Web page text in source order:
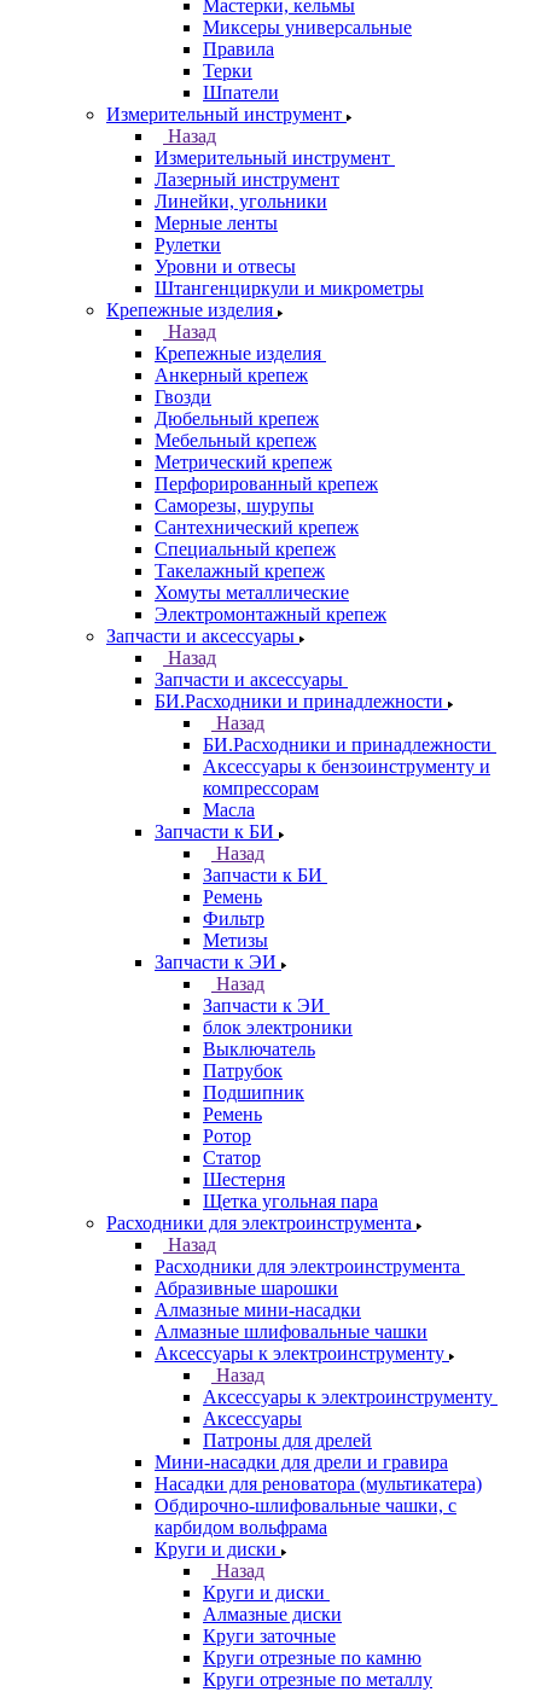
Мастерки, кельмы
Миксеры универсальные
Правила
Терки
Шпатели
Измерительный инструмент
Назад
Измерительный инструмент
Лазерный инструмент
Линейки, угольники
Мерные ленты
Рулетки
Уровни и отвесы
Штангенциркули и микрометры
Крепежные изделия
Назад
Крепежные изделия
Анкерный крепеж
Гвозди
Дюбельный крепеж
Мебельный крепеж
Метрический крепеж
Перфорированный крепеж
Саморезы, шурупы
Сантехнический крепеж
Специальный крепеж
Такелажный крепеж
Хомуты металлические
Электромонтажный крепеж
Запчасти и аксессуары
Назад
Запчасти и аксессуары
БИ.Расходники и принадлежности
Назад
БИ.Расходники и принадлежности
Аксессуары к бензоинструменту и
компрессорам
Масла
Запчасти к БИ
Назад
Запчасти к БИ
Ремень
Фильтр
Метизы
Запчасти к ЭИ
Назад
Запчасти к ЭИ
блок электроники
Выключатель
Патрубок
Подшипник
Ремень
Ротор
Статор
Шестерня
Щетка угольная пара
Расходники для электроинструмента
Назад
Расходники для электроинструмента
Абразивные шарошки
Алмазные мини-насадки
Алмазные шлифовальные чашки
Аксессуары к электроинструменту
Назад
Аксессуары к электроинструменту
Аксессуары
Патроны для дрелей
Мини-насадки для дрели и гравира
Насадки для реноватора (мультикатера)
Обдирочно-шлифовальные чашки, с
карбидом вольфрама
Круги и диски
Назад
Круги и диски
Алмазные диски
Круги заточные
Круги отрезные по камню
Круги отрезные по металлу